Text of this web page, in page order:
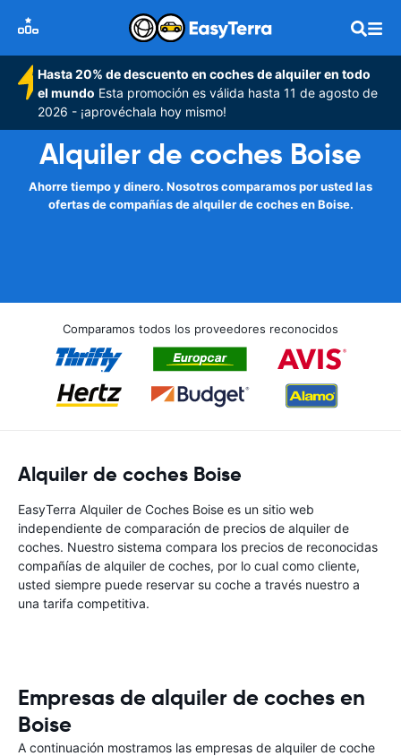
Hasta 20% de descuento en coches de alquiler en todo
el mundo Esta promoción es válida hasta 11 de agosto de
2026 - ¡aprovéchala hoy mismo!
Alquiler de coches Boise
Ahorre tiempo y dinero. Nosotros comparamos por usted las
ofertas de compañías de alquiler de coches en Boise.
Comparamos todos los proveedores reconocidos
Alquiler de coches Boise
EasyTerra Alquiler de Coches Boise es un sitio web
independiente de comparación de precios de alquiler de
coches. Nuestro sistema compara los precios de reconocidas
compañías de alquiler de coches, por lo cual como cliente,
usted siempre puede reservar su coche a través nuestro a
una tarifa competitiva.
Empresas de alquiler de coches en
Boise
A continuación mostramos las empresas de alquiler de coche